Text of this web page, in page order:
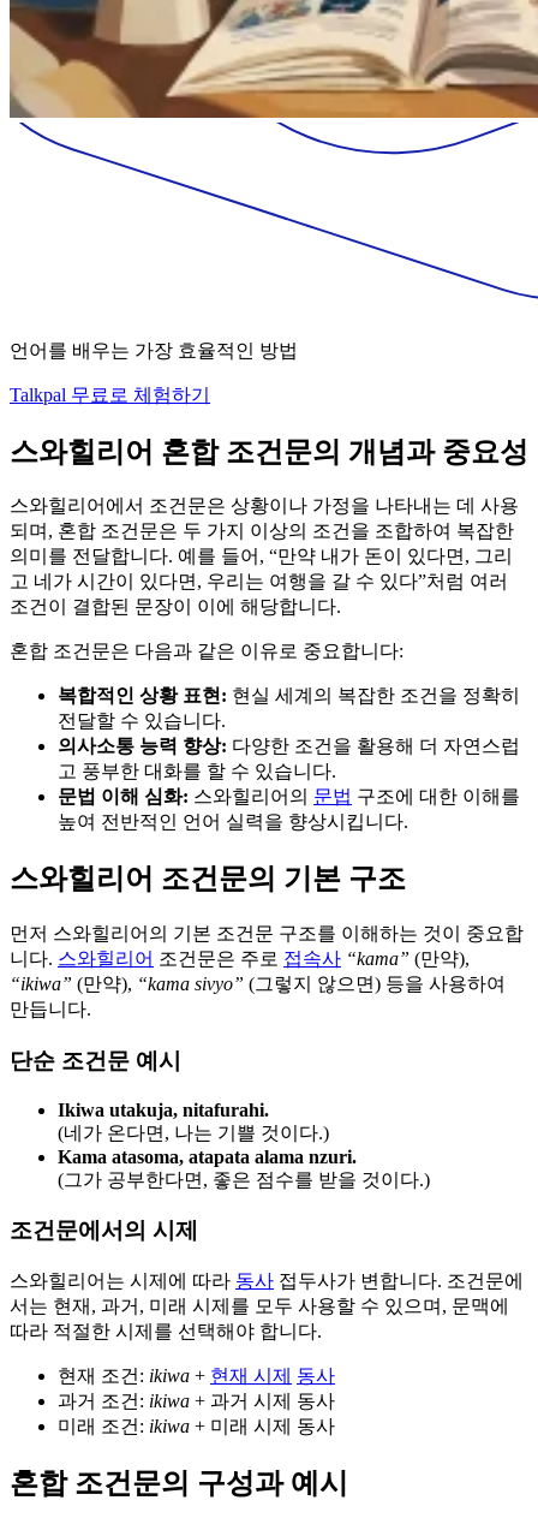
언어를 배우는 가장 효율적인 방법
Talkpal 무료로 체험하기
스와힐리어 혼합 조건문의 개념과 중요성
스와힐리어에서 조건문은 상황이나 가정을 나타내는 데 사용
되며, 혼합 조건문은 두 가지 이상의 조건을 조합하여 복잡한
의미를 전달합니다. 예를 들어, “만약 내가 돈이 있다면, 그리
고 네가 시간이 있다면, 우리는 여행을 갈 수 있다”처럼 여러
조건이 결합된 문장이 이에 해당합니다.
혼합 조건문은 다음과 같은 이유로 중요합니다:
복합적인 상황 표현: 현실 세계의 복잡한 조건을 정확히
전달할 수 있습니다.
의사소통 능력 향상: 다양한 조건을 활용해 더 자연스럽
고 풍부한 대화를 할 수 있습니다.
문법 이해 심화: 스와힐리어의 문법 구조에 대한 이해를
높여 전반적인 언어 실력을 향상시킵니다.
스와힐리어 조건문의 기본 구조
먼저 스와힐리어의 기본 조건문 구조를 이해하는 것이 중요합
니다. 스와힐리어 조건문은 주로 접속사 “kama” (만약),
“ikiwa” (만약), “kama sivyo” (그렇지 않으면) 등을 사용하여
만듭니다.
단순 조건문 예시
Ikiwa utakuja, nitafurahi.
(네가 온다면, 나는 기쁠 것이다.)
Kama atasoma, atapata alama nzuri.
(그가 공부한다면, 좋은 점수를 받을 것이다.)
조건문에서의 시제
스와힐리어는 시제에 따라 동사 접두사가 변합니다. 조건문에
서는 현재, 과거, 미래 시제를 모두 사용할 수 있으며, 문맥에
따라 적절한 시제를 선택해야 합니다.
현재 조건: ikiwa + 현재 시제 동사
과거 조건: ikiwa + 과거 시제 동사
미래 조건: ikiwa + 미래 시제 동사
혼합 조건문의 구성과 예시